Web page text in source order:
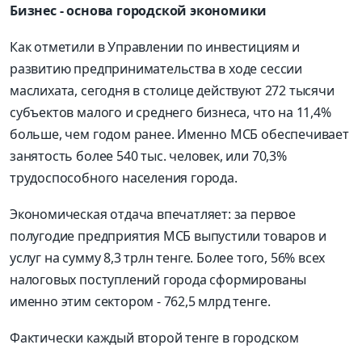
Бизнес - основа городской экономики
Как отметили в Управлении по инвестициям и
развитию предпринимательства в ходе сессии
маслихата, сегодня в столице действуют 272 тысячи
субъектов малого и среднего бизнеса, что на 11,4%
больше, чем годом ранее. Именно МСБ обеспечивает
занятость более 540 тыс. человек, или 70,3%
трудоспособного населения города.
Экономическая отдача впечатляет: за первое
полугодие предприятия МСБ выпустили товаров и
услуг на сумму 8,3 трлн тенге. Более того, 56% всех
налоговых поступлений города сформированы
именно этим сектором - 762,5 млрд тенге.
Фактически каждый второй тенге в городском